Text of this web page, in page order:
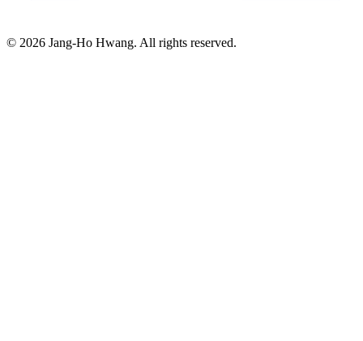
© 2026 Jang-Ho Hwang. All rights reserved.